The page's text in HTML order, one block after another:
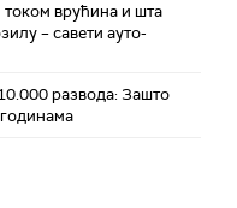
врућина и шта
– савети ауто-
развода: Зашто